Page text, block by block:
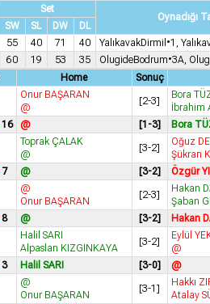
Set
Oynadığı
SW SL DW
DL
55 40 71 40
YalıkavakDirmil•1,
60 19 53 35
OlugideBodrum•3A,
Home Sonuç
Onur BAŞARAN
@
[2-3]
Bora
İbrahim
16 @ [1-3] Bora
Toprak ÇALAK
@
[3-2]
Oğuz
Şükran
7 @ [3-2] Özgür
Onur BAŞARAN
[2-3]
Hakan
Şaban
8 @ [3-2] Hakan
Halil SARI
Alpaslan KIZGINKAYA
[3-2]
Eylül
@
3 Halil SARI [3-0] @
Onur BAŞARAN
[3-1]
Hakkı
Atalay